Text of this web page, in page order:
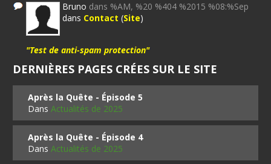
Bruno dans %AM, %20 %404 %2015 %08:%Sep
dans Contact (Site)
"Test de anti-spam protection"
DERNIÈRES PAGES CRÉES SUR LE SITE
Après la Quête - Épisode 5
DansActualités de 2025
Après la Quête - Épisode 4
DansActualités de 2025